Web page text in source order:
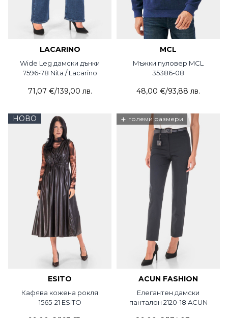
LACARINO
Wide Leg дамски дънки
7596-78 Nita / Lacarino
71,07 €/139,00 лв.
MCL
Мъжки пуловер MCL
35386-08
48,00 €/93,88 лв.
НОВО
ESITO
Кафява кожена рокля
1565-21 ESITO
+ големи размери
ACUN FASHION
Елегантен дамски
панталон 2120-18 ACUN